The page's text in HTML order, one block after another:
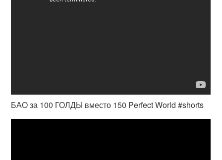
БАО за 100 ГОЛДЫ вместо 150 Perfect World #shorts